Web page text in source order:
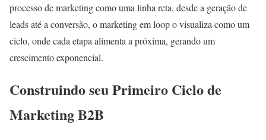
processo de marketing como uma linha reta, desde a geração de
leads até a conversão, o marketing em loop o visualiza como um
ciclo, onde cada etapa alimenta a próxima, gerando um
crescimento exponencial.
Construindo seu Primeiro Ciclo de
Marketing B2B